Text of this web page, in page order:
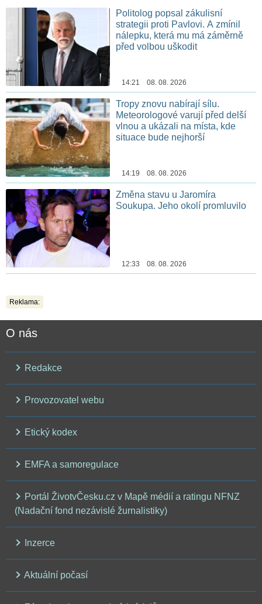
Politolog popsal zákulisní
strategii proti Pavlovi. A zmínil
nálepku, která mu má záměrně
před volbou uškodit
14:21 08. 08. 2026
Tropy znovu nabírají sílu.
Meteorologové varují před delší
vlnou a ukázali na místa, kde
situace bude nejhorší
14:19 08. 08. 2026
Změna stavu u Jaromíra
Soukupa. Jeho okolí promluvilo
12:33 08. 08. 2026
Reklama:
O nás
Redakce
Provozovatel webu
Etický kodex
EMFA a samoregulace
Portál ŽivotvČesku.cz v Mapě médií a ratingu NFNZ
(Nadační fond nezávislé žurnalistiky)
Inzerce
Aktuální počasí